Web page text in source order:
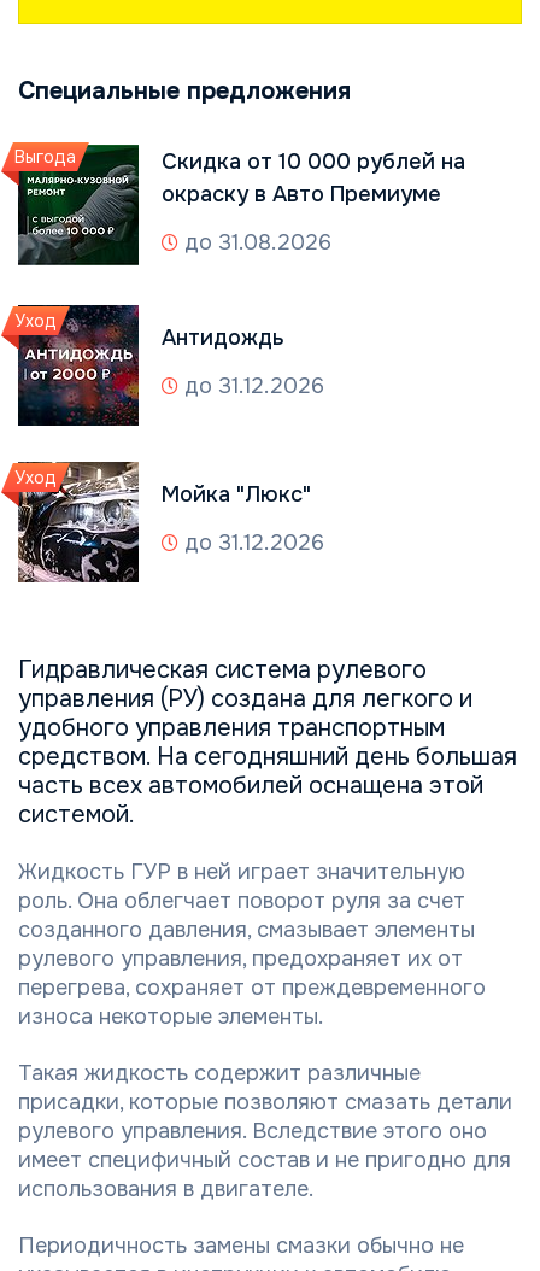
Гидравлическая система рулевого
управления (РУ) создана для легкого и
удобного управления транспортным
средством. На сегодняшний день большая
часть всех автомобилей оснащена этой
системой.
Жидкость ГУР в ней играет значительную
роль. Она облегчает поворот руля за счет
созданного давления, смазывает элементы
рулевого управления, предохраняет их от
перегрева, сохраняет от преждевременного
износа некоторые элементы.
Такая жидкость содержит различные
присадки, которые позволяют смазать детали
рулевого управления. Вследствие этого оно
имеет специфичный состав и не пригодно для
использования в двигателе.
Периодичность замены смазки обычно не
Специальные предложения
Выгода
Скидка от 10 000 рублей на
окраску в Авто Премиуме
до 31.08.2026
Уход
Антидождь
до 31.12.2026
Уход
Мойка "Люкс"
до 31.12.2026